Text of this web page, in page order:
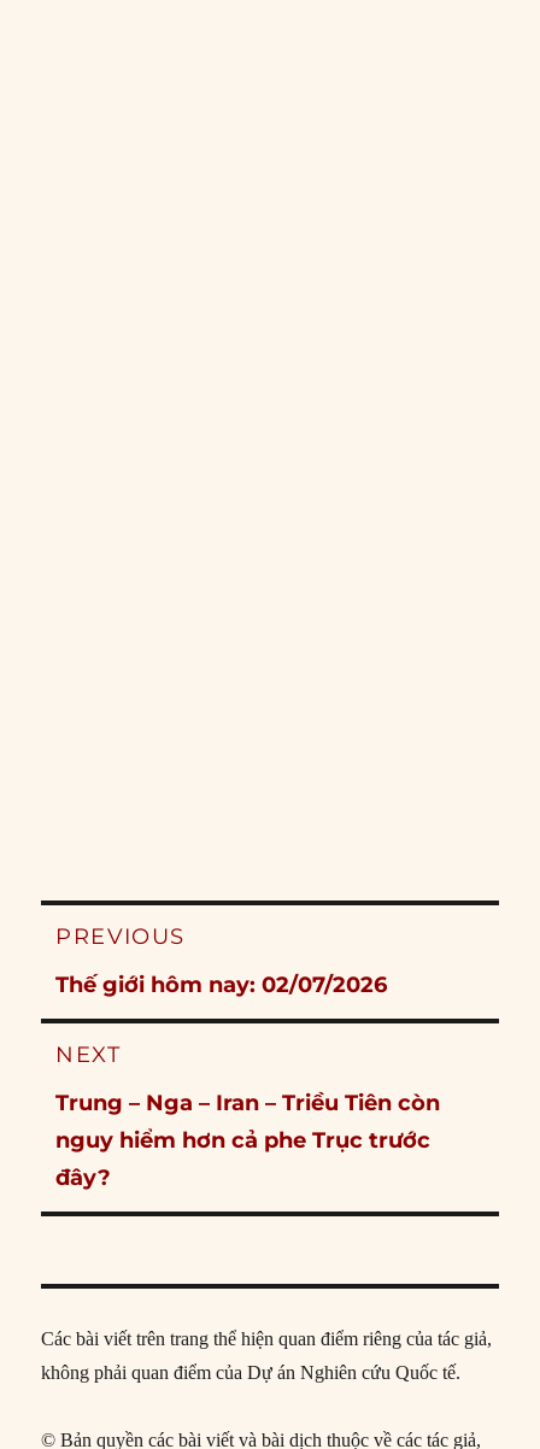
Post
PREVIOUS
Previous
post:
Thế giới hôm nay: 02/07/2026
NEXT
Next
post:
Trung – Nga – Iran – Triều Tiên còn
nguy hiểm hơn cả phe Trục trước
đây?
Các bài viết trên trang thể hiện quan điểm riêng của tác giả,
không phải quan điểm của Dự án Nghiên cứu Quốc tế.
© Bản quyền các bài viết và bài dịch thuộc về các tác giả,